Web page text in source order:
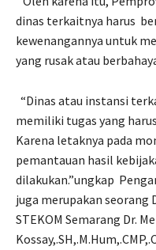
dinas terkaitnya harus
kewenangannya untuk
yang rusak atau
“Dinas atau instansi
memiliki tugas yang
Karena letaknya pada
pemantauan hasil
dilakukan.”ungkap
juga merupakan seorang
STEKOM Semarang Dr.